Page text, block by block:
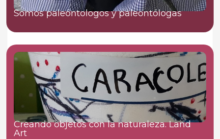
Somos paleóntologos y paleontólogas
Creando objetos con la naturaleza. Land
Art